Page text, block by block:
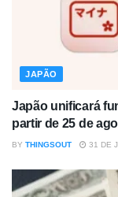
JAPÃO
Japão unificará
partir de 25 de
BY THINGSOUT 31 DE